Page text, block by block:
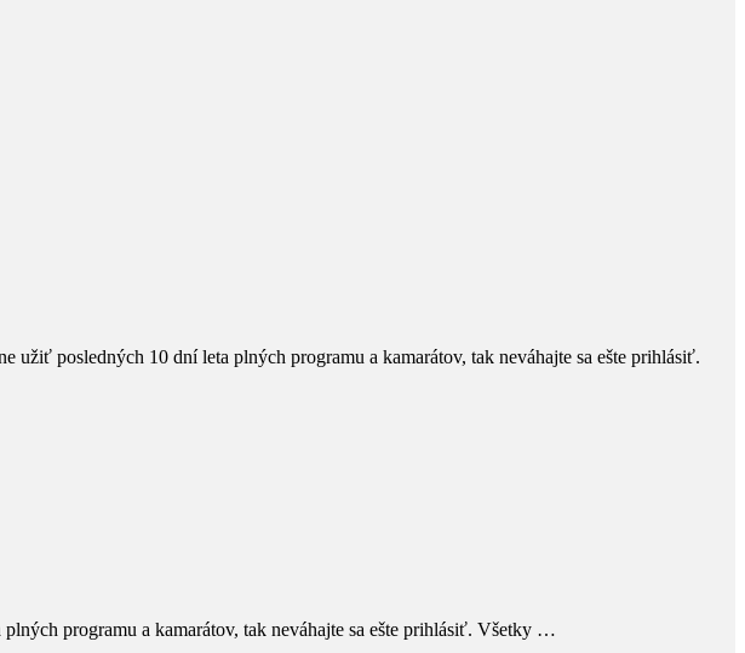
posledných 10 dní leta plných programu a kamarátov, tak neváhajte sa ešte prihlásiť.
programu a kamarátov, tak neváhajte sa ešte prihlásiť. Všetky …